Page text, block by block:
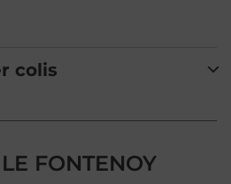
colis
FONTENOY